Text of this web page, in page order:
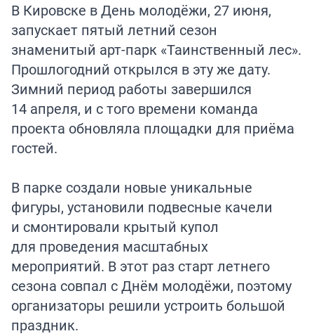
В Кировске в День молодёжи, 27 июня,
запускает пятый летний сезон
знаменитый арт-парк «Таинственный лес».
Прошлогодний открылся в эту же дату.
Зимний период работы завершился
14 апреля, и с того времени команда
проекта обновляла площадки для приёма
гостей.
В парке создали новые уникальные
фигуры, установили подвесные качели
и смонтировали крытый купол
для проведения масштабных
мероприятий. В этот раз старт летнего
сезона совпал с Днём молодёжи, поэтому
организаторы решили устроить большой
праздник.